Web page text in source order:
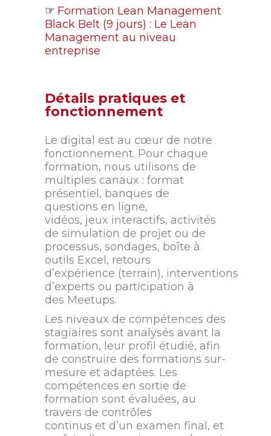
☞ Formation Lean Management
Black Belt (9 jours) : Le Lean
Management au niveau
entreprise
Détails pratiques et
fonctionnement
Le digital est au cœur de notre
fonctionnement. Pour chaque
formation, nous utilisons de
multiples canaux : format
présentiel, banques de
questions en ligne,
vidéos, jeux interactifs, activités
de simulation de projet ou de
processus, sondages, boîte à
outils Excel, retours
d’expérience (terrain), interventions
d’experts ou participation à
des Meetups.
Les niveaux de compétences des
stagiaires sont analysés avant la
formation, leur profil étudié, afin
de construire des formations sur-
mesure et adaptées. Les
compétences en sortie de
formation sont évaluées, au
travers de contrôles
continus et d’un examen final, et